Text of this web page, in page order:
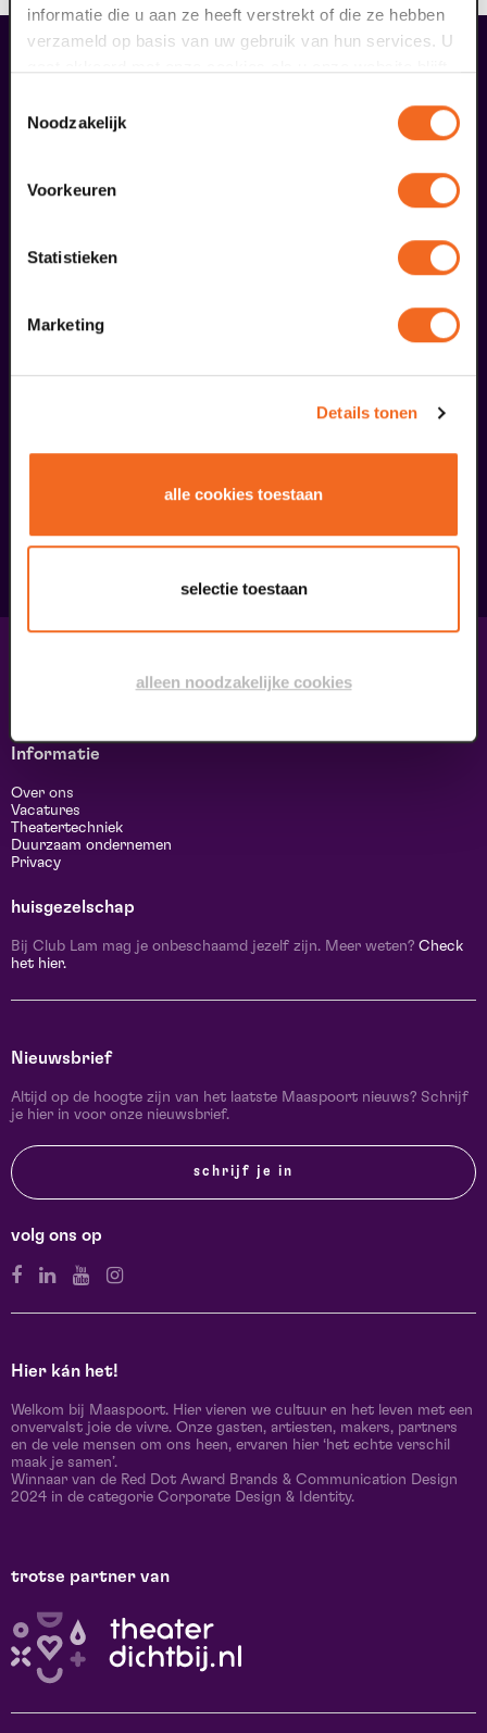
informatie die u aan ze heeft verstrekt of die ze hebben
verzameld op basis van uw gebruik van hun services. U
Noodzakelijk
Voorkeuren
Statistieken
Marketing
Details tonen
alle cookies toestaan
selectie toestaan
alleen noodzakelijke cookies
overige arrangementen
Informatie
Over ons
Vacatures
Theatertechniek
Duurzaam ondernemen
Privacy
huisgezelschap
Bij Club Lam mag je onbeschaamd jezelf zijn. Meer weten? Check
het hier.
Nieuwsbrief
Altijd op de hoogte zijn van het laatste Maaspoort nieuws? Schrijf
je hier in voor onze nieuwsbrief.
schrijf je in
volg ons op
Hier kán het!
Welkom bij Maaspoort. Hier vieren we cultuur en het leven met een
onvervalst joie de vivre. Onze gasten, artiesten, makers, partners
en de vele mensen om ons heen, ervaren hier ‘het echte verschil
maak je samen’.
Winnaar van de Red Dot Award Brands & Communication Design
2024 in de categorie Corporate Design & Identity.
trotse partner van